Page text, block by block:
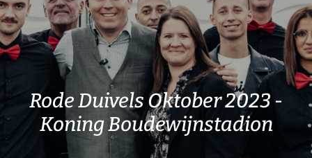
Rode Duivels Oktober 2023 -
Koning Boudewijnstadion